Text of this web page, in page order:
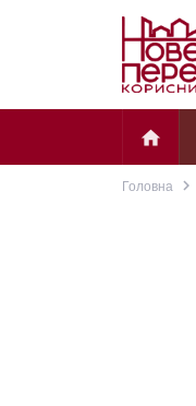
home
Головна navigate_next